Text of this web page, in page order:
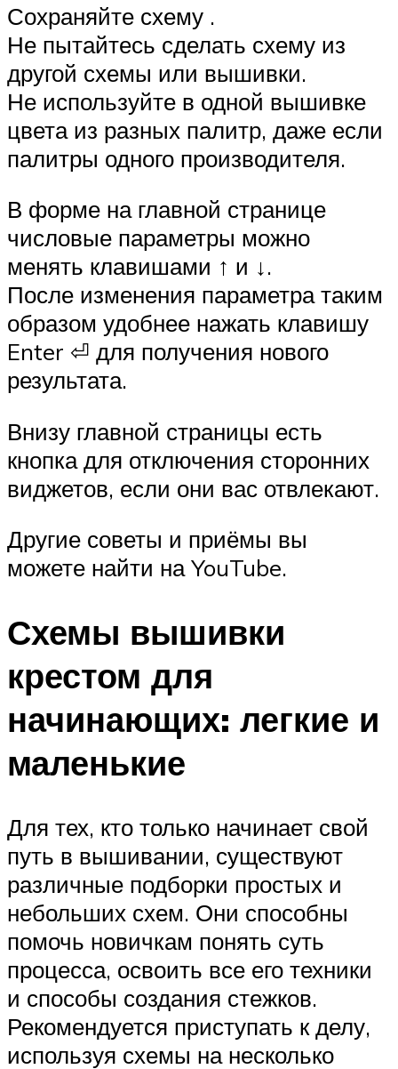
Сохраняйте схему .
Не пытайтесь сделать схему из
другой схемы или вышивки.
Не используйте в одной вышивке
цвета из разных палитр, даже если
палитры одного производителя.
В форме на главной странице
числовые параметры можно
менять клавишами ↑ и ↓.
После изменения параметра таким
образом удобнее нажать клавишу
Enter ⏎ для получения нового
результата.
Внизу главной страницы есть
кнопка для отключения сторонних
виджетов, если они вас отвлекают.
Другие советы и приёмы вы
можете найти на YouTube.
Схемы вышивки
крестом для
начинающих: легкие и
маленькие
Для тех, кто только начинает свой
путь в вышивании, существуют
различные подборки простых и
небольших схем. Они способны
помочь новичкам понять суть
процесса, освоить все его техники
и способы создания стежков.
Рекомендуется приступать к делу,
используя схемы на несколько